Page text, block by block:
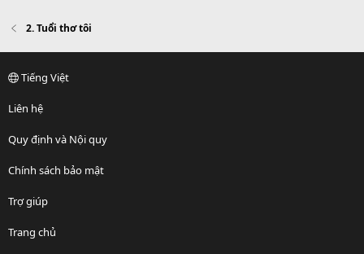
2. Tuổi thơ tôi
Tiếng Việt
Liên hệ
Quy định và Nội quy
Chính sách bảo mật
Trợ giúp
Trang chủ